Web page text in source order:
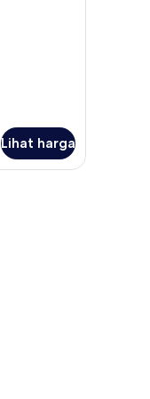
Lihat harga